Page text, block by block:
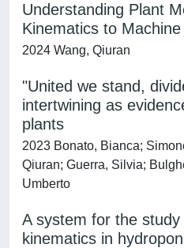
Understanding Plant
Kinematics to
2024 Wang, Qiuran
"United we stand,
intertwining as
plants
2023 Bonato, Bianca;
Qiuran; Guerra, Silvia;
Umberto
A system for the
kinematics in